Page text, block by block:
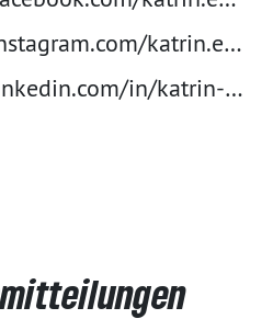
katrin.eder.rlp/
in/katrin-eder-568416337/